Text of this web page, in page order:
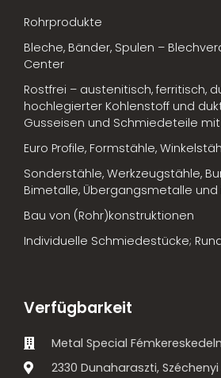
Rohrprodukte
Bleche, Bänder, Spulen –
Center
Rostfrei – austenitisch, ferritisch,
hochlegierter Kohlenstoff und
Gusseisen und Schmiedeteile
Euro Profile, Formstähle,
Sonderstähle, Werkzeugstähle,
Bimetalle, Übergangsmetalle und
Bau von (Rohr)konstruktionen
Individuelle Schmiedestücke;
Verfügbarkeit
Metal Special
2330 Dunaharaszti, Széchenyi